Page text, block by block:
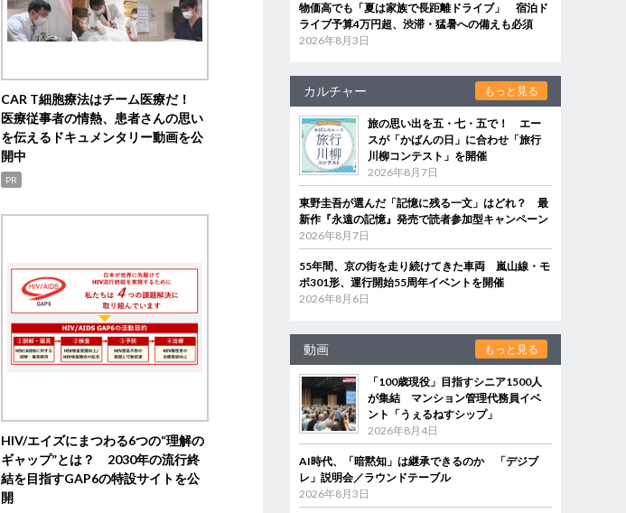
CAR T細胞療法はチーム医療だ！
医療従事者の情熱、患者さんの思い
を伝えるドキュメンタリー動画を公
開中
PR
HIV/エイズにまつわる6つの“理解の
ギャップ”とは？ 2030年の流行終
結を目指すGAP6の特設サイトを公
開
物価高でも「夏は家族で長距離ドライブ」 宿泊ド
ライブ予算4万円超、渋滞・猛暑への備えも必須
2026年8月3日
カルチャー もっと見る
旅の思い出を五・七・五で！ エー
スが「かばんの日」に合わせ「旅行
川柳コンテスト」を開催
2026年8月7日
東野圭吾が選んだ「記憶に残る一文」はどれ？ 最
新作『永遠の記憶』発売で読者参加型キャンペーン
2026年8月7日
55年間、京の街を走り続けてきた車両 嵐山線・モ
ボ301形、運行開始55周年イベントを開催
2026年8月6日
動画 もっと見る
「100歳現役」目指すシニア1500人
が集結 マンション管理代務員イベ
ント「うぇるねすシップ」
2026年8月4日
AI時代、「暗黙知」は継承できるのか 「デジブ
レ」説明会／ラウンドテーブル
2026年8月3日